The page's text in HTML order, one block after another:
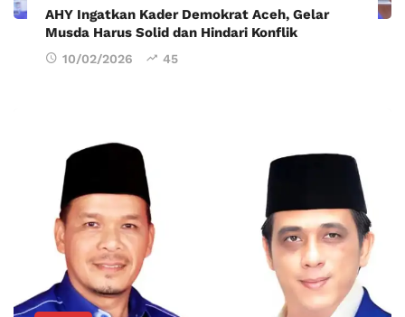
AHY Ingatkan Kader Demokrat Aceh, Gelar
Musda Harus Solid dan Hindari Konflik
10/02/2026 45